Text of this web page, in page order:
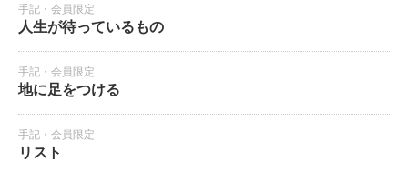
手記・会員限定
人生が待っているもの
手記・会員限定
地に足をつける
手記・会員限定
リスト